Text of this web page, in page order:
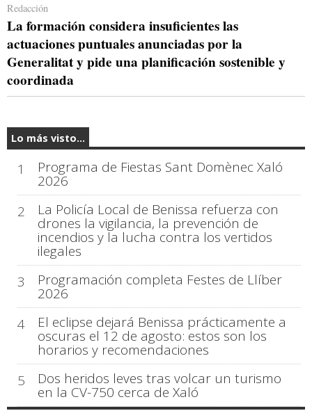
Redacción
La formación considera insuficientes las
actuaciones puntuales anunciadas por la
Generalitat y pide una planificación sostenible y
coordinada
Lo más visto...
1 Programa de Fiestas Sant Domènec Xaló
2026
2
La Policía Local de Benissa refuerza con
drones la vigilancia, la prevención de
incendios y la lucha contra los vertidos
ilegales
3
Programación completa Festes de Llíber
2026
4
El eclipse dejará Benissa prácticamente a
oscuras el 12 de agosto: estos son los
horarios y recomendaciones
5
Dos heridos leves tras volcar un turismo
en la CV-750 cerca de Xaló